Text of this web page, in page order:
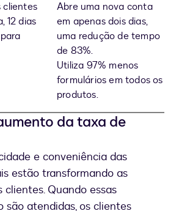
clientes
12 dias
Abre uma nova conta
em apenas dois dias,
uma redução de tempo
de 83%.
Utiliza 97% menos
formulários em todos os
produtos.
da taxa de
e conveniência das
estão transformando as
Quando essas
são atendidas, os clientes